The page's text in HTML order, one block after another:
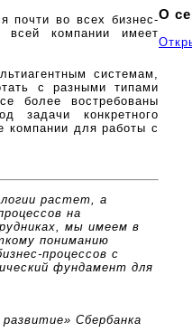
почти во всех бизнес-
всей компании имеет
системам,
с разными типами
более востребованы
задачи конкретного
компании для работы с
растет, а
на
мы имеем в
пониманию
процессов с
фундамент для
Сбербанка
О